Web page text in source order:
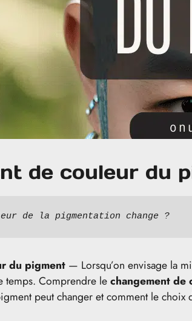
de couleur du
de la pigmentation change ?
du pigment — Lorsqu’on envisage la
temps. Comprendre lechangement de
peut changer et comment le